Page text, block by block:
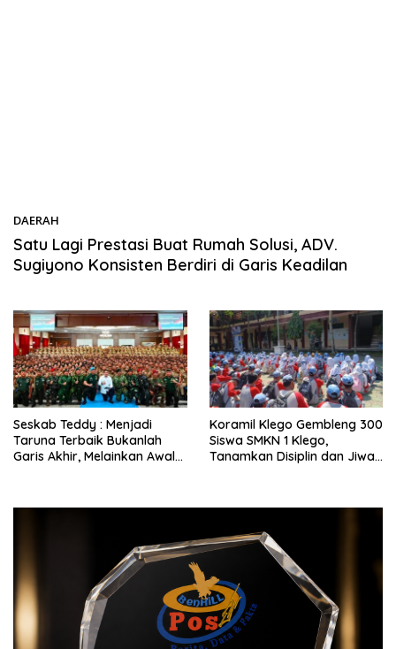
DAERAH
Satu Lagi Prestasi Buat Rumah Solusi, ADV.
Sugiyono Konsisten Berdiri di Garis Keadilan
Seskab Teddy : Menjadi
Taruna Terbaik Bukanlah
Garis Akhir, Melainkan Awal
Koramil Klego Gembleng 300
Siswa SMKN 1 Klego,
Tanamkan Disiplin dan Jiwa